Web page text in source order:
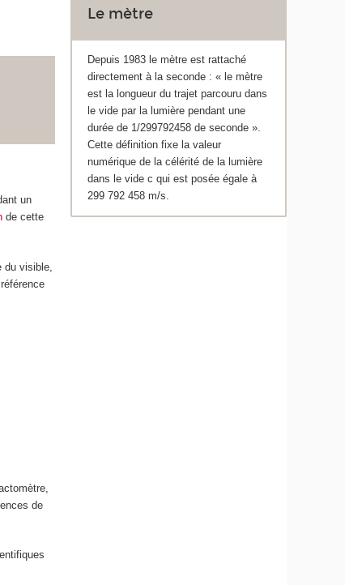
un
de cette
du visible,
de
Le mètre
Depuis 1983 le mètre est rattaché
directement à la seconde : « le mètre
est la longueur du trajet parcouru dans
le vide par la lumière pendant une
durée de 1/299792458 de seconde ».
Cette définition fixe la valeur
numérique de la célérité de la lumière
dans le vide c qui est posée égale à
299 792 458 m/s.